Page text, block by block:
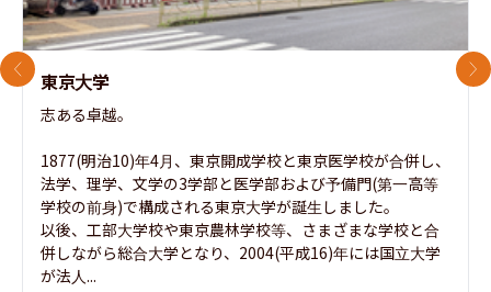
東京大学
志ある卓越。
1877(明治10)年4月、東京開成学校と東京医学校が合併し、
法学、理学、文学の3学部と医学部および予備門(第一高等
学校の前身)で構成される東京大学が誕生しました。
以後、工部大学校や東京農林学校等、さまざまな学校と合
併しながら総合大学となり、2004(平成16)年には国立大学
が法人...
前のスライド 次